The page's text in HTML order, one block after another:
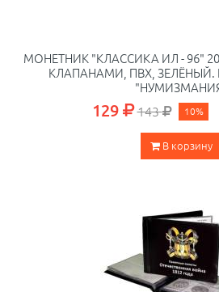
МОНЕТНИК "КЛАССИКА ИЛ - 96"
КЛАПАНАМИ, ПВХ,
129 143 10%
В корзину